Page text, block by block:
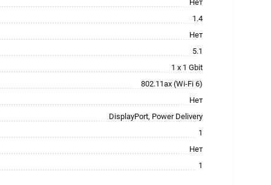
Нет
1.4
Нет
5.1
1 x 1 Gbit
802.11ax (Wi-Fi 6)
Нет
DisplayPort, Power Delivery
1
Нет
1